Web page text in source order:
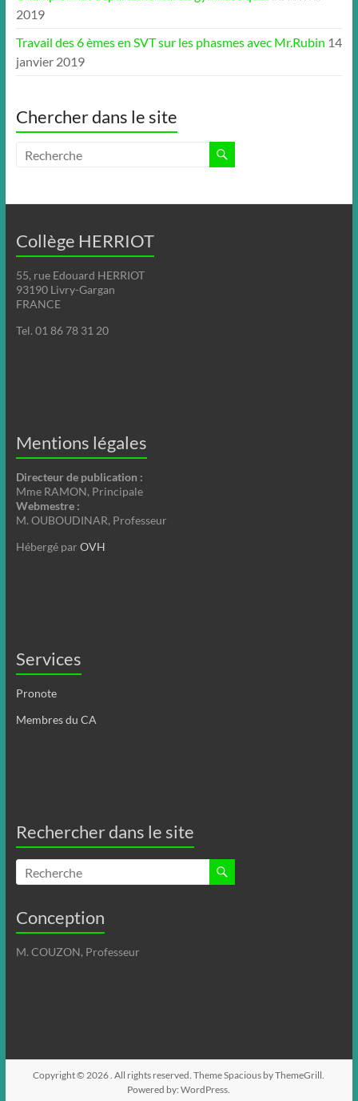
2019
Travail des 6 èmes en SVT sur les phasmes avec Mr.Rubin 14
janvier 2019
Chercher dans le site
Collège HERRIOT
55, rue Edouard HERRIOT
93190 Livry-Gargan
FRANCE
Tel. 01 86 78 31 20
Mentions légales
Directeur de publication :
Mme RAMON, Principale
Webmestre :
M. OUBOUDINAR, Professeur
Hébergé par OVH
Services
Pronote
Membres du CA
Rechercher dans le site
Conception
M. COUZON, Professeur
Copyright © 2026. All rights reserved. ThemeSpacious by ThemeGrill.
Powered by:WordPress.